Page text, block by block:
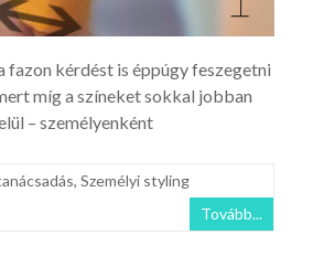
fazon kérdést is éppúgy feszegetni
míg a színeket sokkal jobban
– személyenként
, Személyi styling
Tovább...